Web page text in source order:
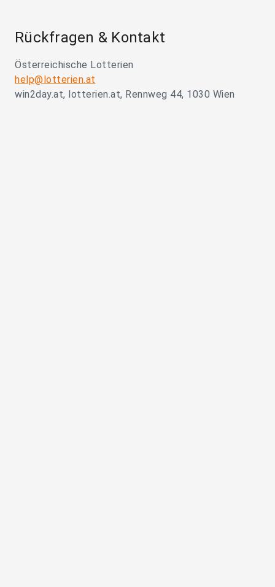
Rückfragen & Kontakt
Österreichische Lotterien
help@lotterien.at
win2day.at, lotterien.at, Rennweg 44, 1030 Wien